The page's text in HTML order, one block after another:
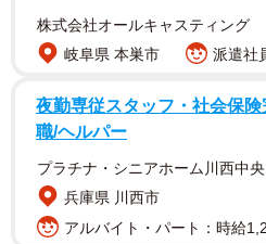
株式会社オールキャスティング
岐阜県 本巣市
派遣社
夜勤専従スタッフ・社会保
職/ヘルパー
プラチナ・シニアホーム川西中央
兵庫県 川西市
アルバイト・パート：時給